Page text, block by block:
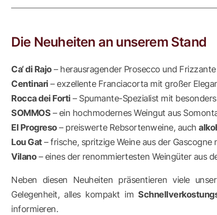
Die Neuheiten an unserem Stand
Ca‘ di Rajo– herausragender Prosecco und
Centinari – exzellente Franciacorta mit großer
Rocca dei Forti – Spumante-Spezialist mit
SOMMOS – ein hochmodernes Weingut aus
El Progreso– preiswerte Rebsortenweine, auch
Lou Gat– frische, spritzige Weine aus der
Vilano– eines der renommiertesten Weingüter aus
Neben diesen Neuheiten präsentieren viele
Gelegenheit, alles kompakt im
informieren.